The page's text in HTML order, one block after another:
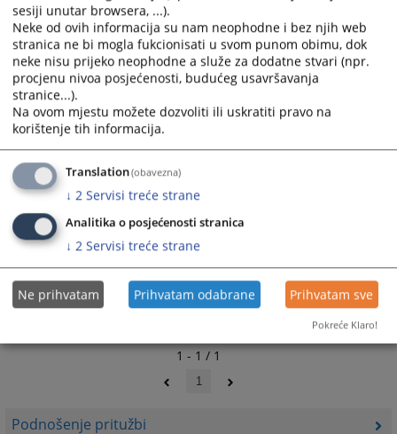
Podnošenje pritužbi
1 - 1 / 1
1
sesiji unutar browsera, ...).
Neke od ovih informacija su nam neophodne i bez njih web
stranica ne bi mogla fukcionisati u svom punom obimu, dok
neke nisu prijeko neophodne a služe za dodatne stvari (npr.
procjenu nivoa posjećenosti, budućeg usavršavanja
stranice...).
Na ovom mjestu možete dozvoliti ili uskratiti pravo na
korištenje tih informacija.
Translation(obavezna)
↓ 2 Servisi treće strane
Analitika o posjećenosti stranica
↓ 2 Servisi treće strane
Ne prihvatam Prihvatam odabrane Prihvatam sve
Pokreće Klaro!